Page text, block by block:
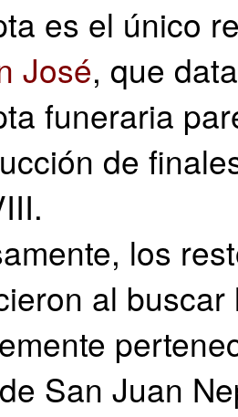
es el único
José, que
funeraria
de
los
al
San Juan